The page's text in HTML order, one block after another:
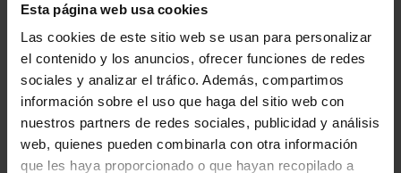
Esta página web usa cookies
Las cookies de este sitio web se usan para personalizar
el contenido y los anuncios, ofrecer funciones de redes
sociales y analizar el tráfico. Además, compartimos
información sobre el uso que haga del sitio web con
nuestros partners de redes sociales, publicidad y análisis
web, quienes pueden combinarla con otra información
que les haya proporcionado o que hayan recopilado a
CAPITALES ESPAÑOLAS
- TENERIFE
73,00 €
CAPITALES ESPAÑOLAS
- BURGOS
73,00 €